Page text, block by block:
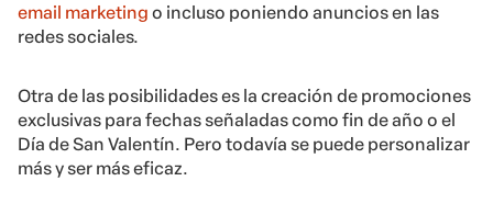
email marketing o incluso poniendo anuncios en las
redes sociales.
Otra de las posibilidades es la creación de promociones
exclusivas para fechas señaladas como fin de año o el
Día de San Valentín. Pero todavía se puede personalizar
más y ser más eficaz.